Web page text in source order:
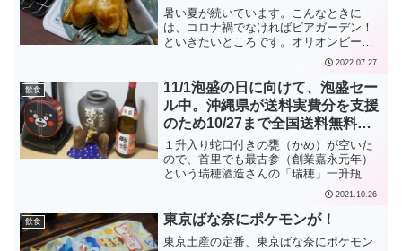
暑い夏が続いています。こんなときに
は、コロナ禍でなければビアガーデン！
といきたいところです。オリオンビール
さんが、沖縄では定番、ブエノチキンさ
んのトリ丸焼き「ブエノチキン」とセッ
トで予約販売していたのを、カミさんが
暑さに耐えかねて注文してい...
2022.07.27
飲食
11/1泡盛の日に向けて、泡盛セー
ル中。沖縄県が送料実費分を支援
のため10/27まで全国送料無料、
急ぐべし。
１升入り蛇口付きの甕（かめ）が空いた
ので、首里でも最古参（創業嘉永元年）
という瑞穂酒造さんの「瑞穂」一升瓶を
買ってきました。マイルドで飲みやすい
泡盛です。まさひろ酒造さんの
OKINAWA GINは、シークヮーサーなど
が入ってよい香りで大好き...
2021.10.26
飲食 東京ばな奈にポケモンが！
東京土産の定番、東京ばな奈にポケモン